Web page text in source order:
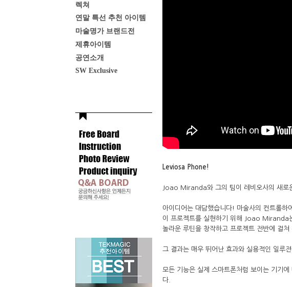
렉쳐
연말 특선 추천 아이템
마술명가 브랜드전
제휴아이템
공연소개
SW Exclusive
Leviosa Phone!
Joao Miranda와 그의 팀이 레비오사의 새로
아이디어는 대담했습니다! 마술사의 컨트롤하
이 프로젝트를 실현하기 위해 Joao
놀라운 루틴을 창작하고 프로젝트 전반에 걸쳐
그 결과는 매우 뛰어난 효과와 실용적인 일루
모든 기능은 실제 스마트폰처럼 보이는 기기
다.